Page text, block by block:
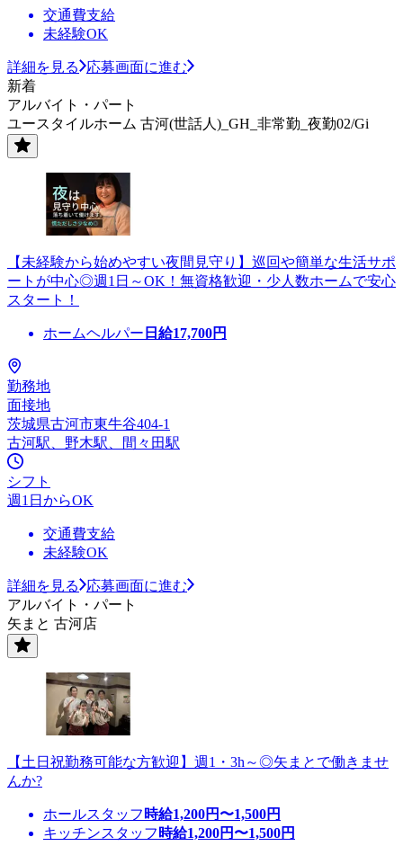
交通費支給
未経験OK
詳細を見る
応募画面に進む
新着
アルバイト・パート
ユースタイルホーム 古河(世話人)_GH_非常勤_夜勤02/Gi
【未経験から始めやすい夜間見守り】巡回や簡単な生活サポ
ートが中心◎週1日～OK！無資格歓迎・少人数ホームで安心
スタート！
ホームヘルパー 日給17,700円
勤務地
面接地
茨城県古河市東牛谷404-1
古河駅、野木駅、間々田駅
シフト
週1日からOK
交通費支給
未経験OK
詳細を見る
応募画面に進む
アルバイト・パート
矢まと 古河店
【土日祝勤務可能な方歓迎】週1・3h～◎矢まとで働きませ
んか?
ホールスタッフ 時給1,200円〜1,500円
キッチンスタッフ 時給1,200円〜1,500円